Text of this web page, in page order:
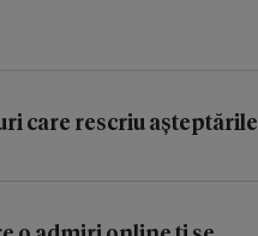
care rescriu așteptările